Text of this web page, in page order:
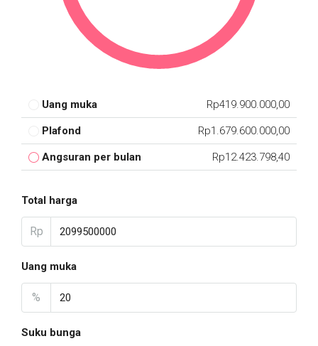
Uang muka Rp419.900.000,00
Plafond Rp1.679.600.000,00
Angsuran per bulan Rp12.423.798,40
Total harga
Rp
Uang muka
%
Suku bunga